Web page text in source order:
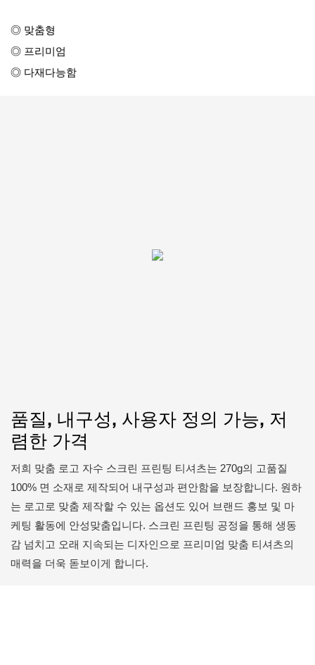
◎ 맞춤형
◎ 프리미엄
◎ 다재다능함
품질, 내구성, 사용자 정의 가능, 저
렴한 가격
저희 맞춤 로고 자수 스크린 프린팅 티셔츠는 270g의 고품질
100% 면 소재로 제작되어 내구성과 편안함을 보장합니다. 원하
는 로고로 맞춤 제작할 수 있는 옵션도 있어 브랜드 홍보 및 마
케팅 활동에 안성맞춤입니다. 스크린 프린팅 공정을 통해 생동
감 넘치고 오래 지속되는 디자인으로 프리미엄 맞춤 티셔츠의
매력을 더욱 돋보이게 합니다.